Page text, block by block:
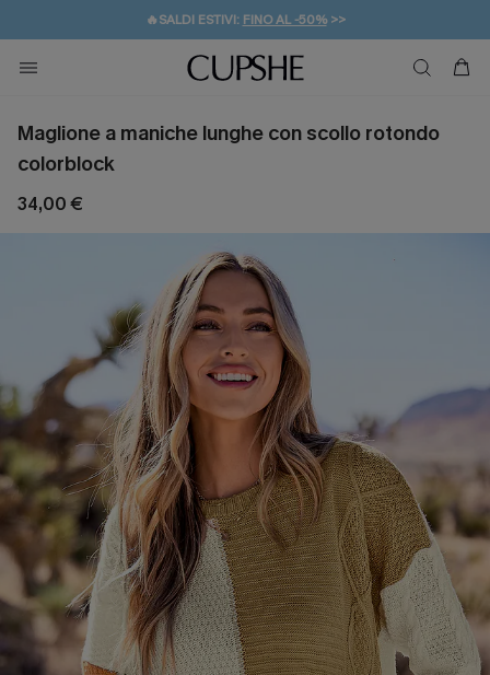
🔥SALDI ESTIVI: FINO AL -50%>>
🚚SPEDIZIONE GRATUITA DA 49€
💌REGALO PER I NUOVI: 20% DI SCONTO*
Maglione a maniche lunghe con scollo rotondo
colorblock
34,00 €